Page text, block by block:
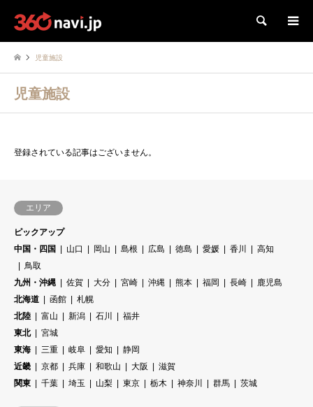
検索
児童施設
児童施設
登録されている記事はございません。
エリア
ピックアップ
中国・四国
山口 岡山 島根 広島 徳島 愛媛 香川
高知
鳥取
九州・沖縄
佐賀 大分 宮崎 沖縄 熊本 福岡 長崎
鹿児島
北海道
函館
札幌
北陸
富山 新潟 石川
福井
東北
宮城
東海
三重 岐阜 愛知
静岡
近畿
京都 兵庫 和歌山 大阪
滋賀
関東
千葉 埼玉 山梨 東京 栃木 神奈川 群馬 茨城